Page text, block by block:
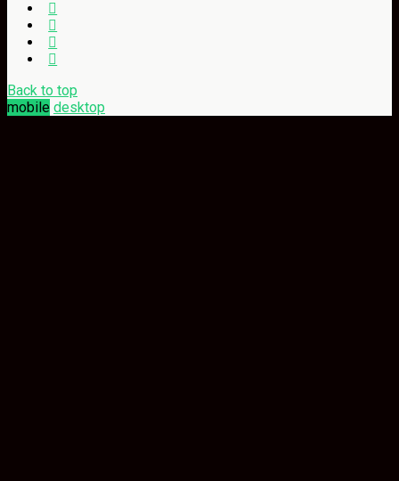
Back to top
mobile desktop